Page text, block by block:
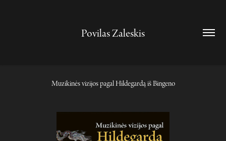
Povilas Zaleskis
Muzikinės vizijos pagal Hildegardą iš Bingeno